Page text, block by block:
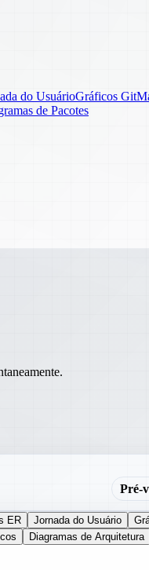
do UsuárioGráficos Git
de Pacotes
Pré-
ER Jornada do Usuário
Diagramas de Arquitetura